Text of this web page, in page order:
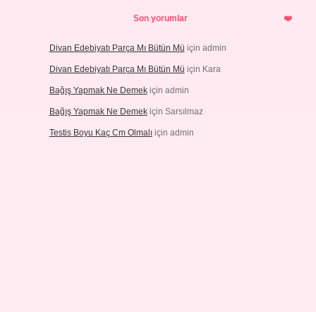
Son yorumlar
Divan Edebiyatı Parça Mı Bütün Mü için admin
Divan Edebiyatı Parça Mı Bütün Mü için Kara
Bağış Yapmak Ne Demekiçin admin
Bağış Yapmak Ne Demekiçin Sarsılmaz
Testis Boyu Kaç Cm Olmalıiçin admin